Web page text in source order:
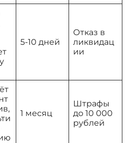
5-10 дней
Отказ в
ликвидац
ии
1 месяц
Штрафы
до 10 000
рублей